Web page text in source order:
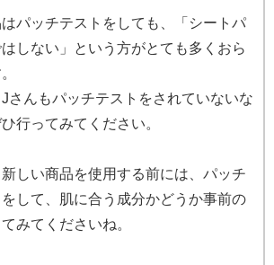
パッチテストをしても、「シートパ
しない」という方がとても多くおら
Jさんもパッチテストをされていないな
行ってみてください。
しい商品を使用する前には、パッチ
して、肌に合う成分かどうか事前の
みてくださいね。